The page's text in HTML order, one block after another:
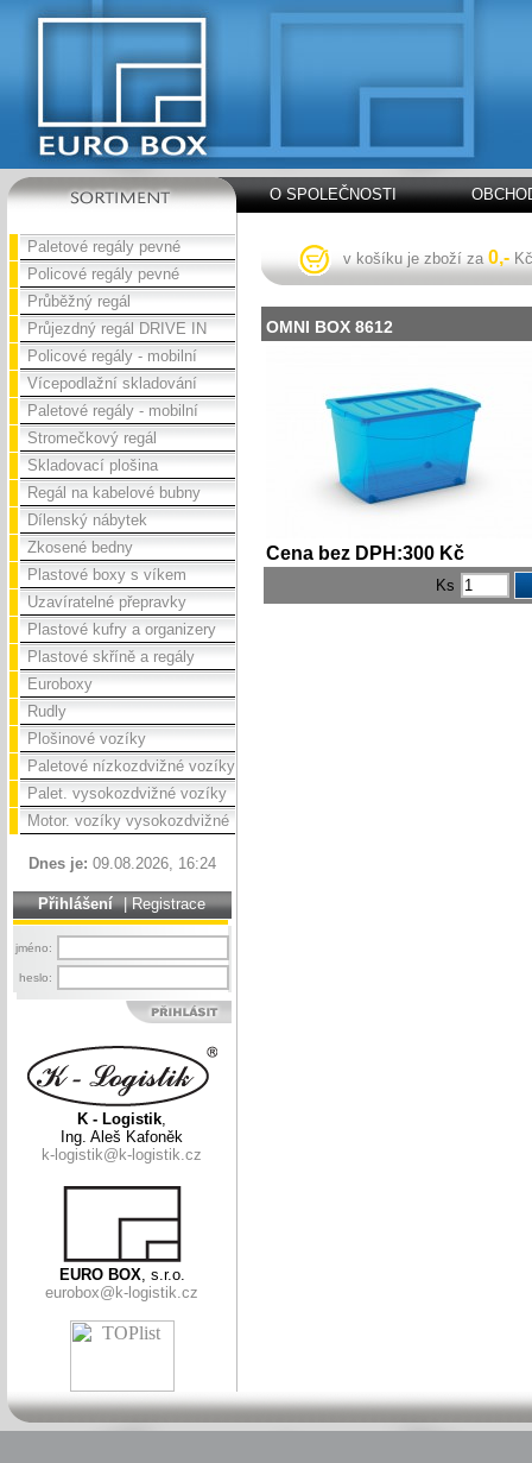
O SPOLEČNOSTI
Paletové regály pevné
Policové regály pevné
Průběžný regál
Průjezdný regál DRIVE IN
Policové regály - mobilní
Vícepodlažní skladování
Paletové regály - mobilní
Stromečkový regál
Skladovací plošina
Regál na kabelové bubny
Dílenský nábytek
Zkosené bedny
Plastové boxy s víkem
Uzavíratelné přepravky
Plastové kufry a organizery
Plastové skříně a regály
Euroboxy
Rudly
Plošinové vozíky
Paletové nízkozdvižné vozíky
Palet. vysokozdvižné vozíky
Motor. vozíky vysokozdvižné
Dnes je: 09.08.2026, 16:24
Přihlášení |Registrace
jméno:
heslo:
K - Logistik,
Ing. Aleš Kafoněk
k-logistik@k-logistik.cz
EURO BOX, s.r.o.
eurobox@k-logistik.cz
v košíku je zboží za 0,- Kč
OMNI BOX 8612
Cena bez DPH:300 Kč
Ks